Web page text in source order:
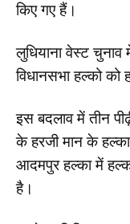
किए गए हैं।
लुधियाना वेस्ट
विधानसभा हल्को को
इस बदलाव में तीन
के हरजी मान के
आदमपुर हल्का में
है।